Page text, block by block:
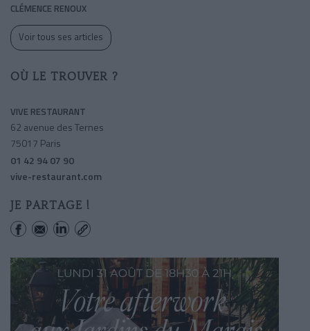
CLÉMENCE RENOUX
Voir tous ses articles
OÙ LE TROUVER ?
VIVE RESTAURANT
62 avenue des Ternes
75017 Paris
01 42 94 07 90
vive-restaurant.com
JE PARTAGE !